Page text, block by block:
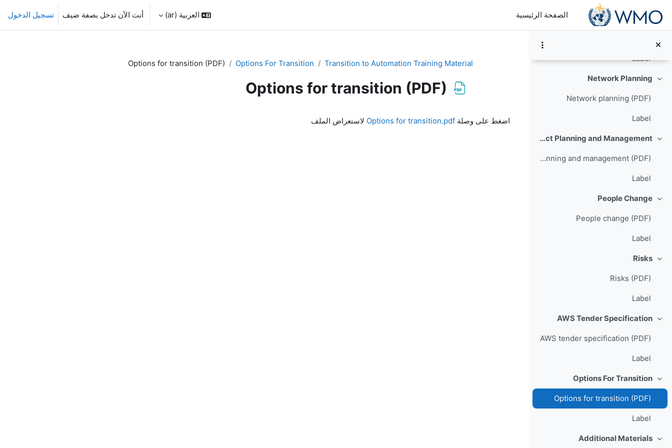
تخطى إلى المحتوى الرئيسي
الصفحة الرئيسية
العربية ‎(ar)‎ أنت الآن تدخل بصفة ضيف تسجيل الدخول
طيTransition Strategy
Label
طيNetwork Planning
Network planning (PDF)
Label
طي Project Planning and Management
Project planning and management (PDF)
Label
طيPeople Change
People change (PDF)
Label
طيRisks
Risks (PDF)
Label
طيAWS Tender Specification
AWS tender specification (PDF)
Label
طيOptions For Transition
Options for transition (PDF)
Label
طيAdditional Materials
Transition to Automation Training Material
Options For Transition
Options for transition (PDF)
Options for transition (PDF)
اضغط على وصلة Options for transition.pdf لاستعراض الملف